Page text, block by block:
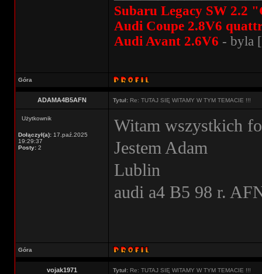
Subaru Legacy SW 2.2
Audi Coupe 2.8V6
Audi Avant 2.6V6 - byla
Góra
ADAMA4B5AFN Tytuł: Re: TUTAJ SIĘ WITAMY W TYM TEMACIE !!!
Użytkownik
Dołączył(a): 17.paź.2025
19:29:37
Posty: 2
Witam wszystkich
Jestem Adam
Lublin
audi a4 B5 98 r.
Góra
vojak1971 Tytuł: Re: TUTAJ SIĘ WITAMY W TYM TEMACIE !!!